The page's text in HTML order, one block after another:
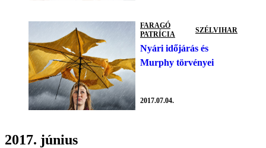
FARAGÓ
PATRÍCIA
SZÉLVIHAR
Nyári időjárás és
Murphy törvényei
2017.07.04.
2017. június